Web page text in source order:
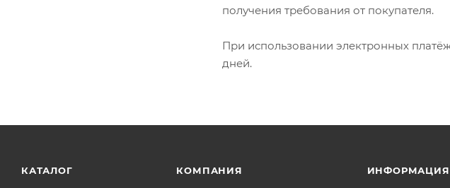
получения требования от покупателя.
При использовании электронных
дней.
КАТАЛОГ КОМПАНИЯ ИНФОРМАЦИЯ